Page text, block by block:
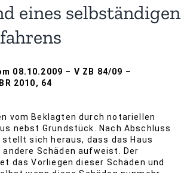
eines selbständigen
08.10.2009 – V ZB 84/09 –
2010, 64
vom Beklagten durch notariellen
nebst Grundstück. Nach Abschluss
sich heraus, dass das Haus
Schäden aufweist. Der
das Vorliegen dieser Schäden und